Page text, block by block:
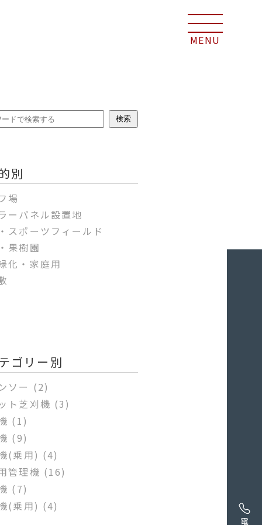
検索
別
場
ーパネル設置地
スポーツフィールド
果樹園
化・家庭用
ゴリー別
ソー (2)
ト芝刈機 (3)
(1)
(9)
(乗用) (4)
管理機 (16)
(7)
(乗用) (4)